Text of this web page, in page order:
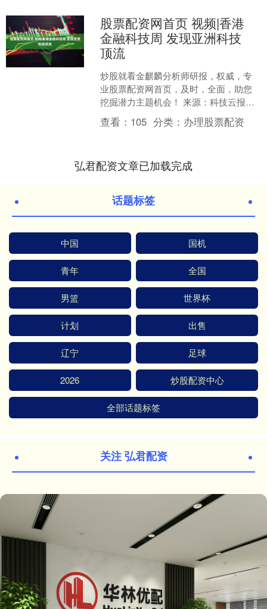
股票配资网首页 视频|香港
金融科技周 发现亚洲科技
顶流
炒股就看金麒麟分析师研报，权威，专
业股票配资网首页，及时，全面，助您
挖掘潜力主题机会！ 来源：科技云报道
我现在就在亚洲“顶流”的香港金融科技周
现场！今天我的目....
查看： 105 分类： 办理股票配资
弘君配资文章已加载完成
话题标签
中国 国机
青年 全国
男篮 世界杯
计划 出售
辽宁 足球
2026 炒股配资中心
全部话题标签
关注 弘君配资